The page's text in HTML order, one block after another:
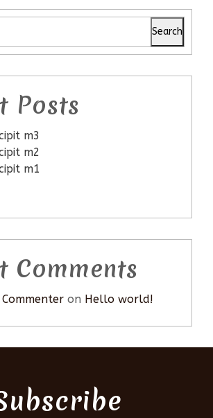
Search
Posts
m3
m2
m1
Comments
on Hello world!